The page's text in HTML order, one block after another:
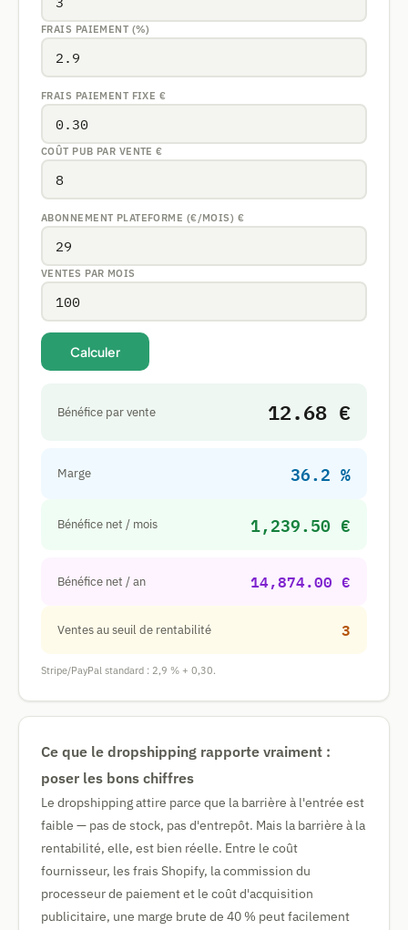
FRAIS PAIEMENT (%)
FRAIS PAIEMENT FIXE €
COÛT PUB PAR VENTE€
ABONNEMENT PLATEFORME (€/MOIS) €
VENTES PAR MOIS
Calculer
Bénéfice par vente 12.68 €
Marge 36.2 %
Bénéfice net / mois 1,239.50 €
Bénéfice net / an 14,874.00 €
Ventes au seuil de rentabilité 3
Stripe/PayPal standard : 2,9 % + 0,30.
Ce que le dropshipping rapporte vraiment :
poser les bons chiffres
Le dropshipping attire parce que la barrière à l'entrée est
faible — pas de stock, pas d'entrepôt. Mais la barrière à la
rentabilité, elle, est bien réelle. Entre le coût
fournisseur, les frais Shopify, la commission du
processeur de paiement et le coût d'acquisition
publicitaire, une marge brute de 40 % peut facilement